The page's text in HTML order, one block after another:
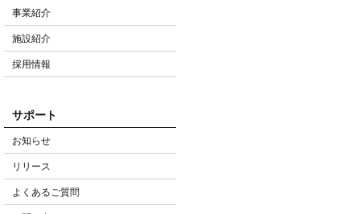
事業紹介
施設紹介
採用情報
サポート
お知らせ
リリース
よくあるご質問